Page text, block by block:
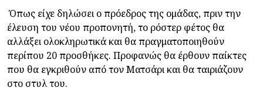
Όπως είχε δηλώσει ο πρόεδρος της ομάδας, πριν την
έλευση του νέου προπονητή, το ρόστερ φέτος θα
αλλάξει ολοκληρωτικά και θα πραγματοποιηθούν
περίπου 20 προσθήκες. Προφανώς θα έρθουν παίκτες
που θα εγκριθούν από τον Ματσάρι και θα ταιριάζουν
στο στυλ του.